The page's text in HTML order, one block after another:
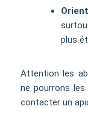
plus
Attention les
ne pourrons
contacter un